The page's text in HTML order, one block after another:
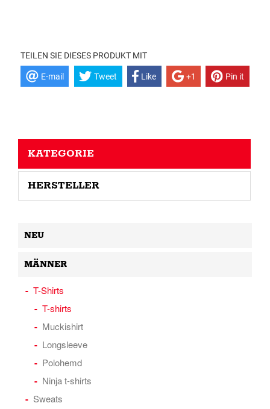
TEILEN SIE DIESES PRODUKT MIT
E-mail Tweet Like +1 Pin it
KATEGORIE
HERSTELLER
NEU
MÄNNER
T-Shirts
T-shirts
Muckishirt
Longsleeve
Polohemd
Ninja t-shirts
Sweats